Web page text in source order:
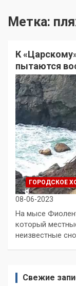
Метка:
К
пытаются
ГОРОДСКОЕ
08-06-2023
На мысе
который
неизвестные
Свежие